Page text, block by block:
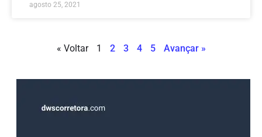
agosto 25, 2021
« Voltar 1 2 3 4 5 Avançar »